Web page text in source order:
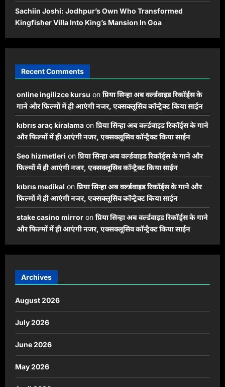
Sachiin Joshi: Jodhpur’s Own Who Transformed
Kingfisher Villa Into King’s Mansion In Goa
Recent Comments
online ingilizce kursu on प्रिया सिन्हा अब वर्ल्डवाइड रिकॉर्ड्स के
गाने और फिल्मों में ही आएंगी नजर, एक्सक्लूसिव कॉन्ट्रैक्ट किया साईन
kıbrıs araç kiralama on प्रिया सिन्हा अब वर्ल्डवाइड रिकॉर्ड्स के गाने
और फिल्मों में ही आएंगी नजर, एक्सक्लूसिव कॉन्ट्रैक्ट किया साईन
Seo hizmetleri on प्रिया सिन्हा अब वर्ल्डवाइड रिकॉर्ड्स के गाने और
फिल्मों में ही आएंगी नजर, एक्सक्लूसिव कॉन्ट्रैक्ट किया साईन
kıbrıs medikal on प्रिया सिन्हा अब वर्ल्डवाइड रिकॉर्ड्स के गाने और
फिल्मों में ही आएंगी नजर, एक्सक्लूसिव कॉन्ट्रैक्ट किया साईन
stake casino mirror on प्रिया सिन्हा अब वर्ल्डवाइड रिकॉर्ड्स के गाने
और फिल्मों में ही आएंगी नजर, एक्सक्लूसिव कॉन्ट्रैक्ट किया साईन
Archives
August 2026
July 2026
June 2026
May 2026